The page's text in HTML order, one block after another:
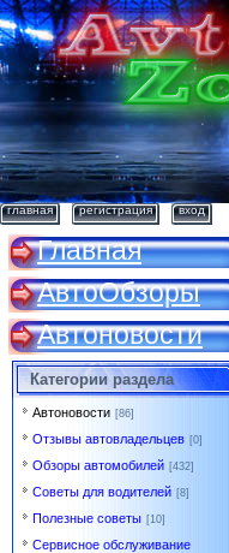
главная регистрация вход
Главная
АвтоОбзоры
Автоновости
Категории раздела
Автоновости [86]
Отзывы автовладельцев [0]
Обзоры автомобилей [432]
Советы для водителей [8]
Полезные советы [10]
Сервисное обслуживание